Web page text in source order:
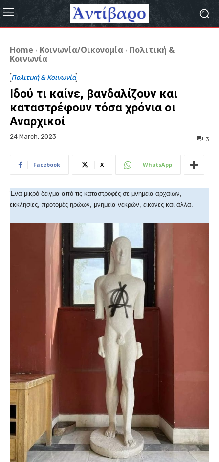
Home Κοινωνία/Οικονομία
Πολιτική &
Κοινωνία
Πολιτική & Κοινωνία
Ιδού τι καίνε, βανδαλίζουν και
καταστρέφουν τόσα χρόνια οι
Αναρχικοί
24 March, 2023 3
Facebook X WhatsApp
Ένα μικρό δείγμα από τις καταστροφές σε μνημεία αρχαίων,
εκκλησίες, προτομές ηρώων, μνημεία νεκρών, εικόνες και άλλα.